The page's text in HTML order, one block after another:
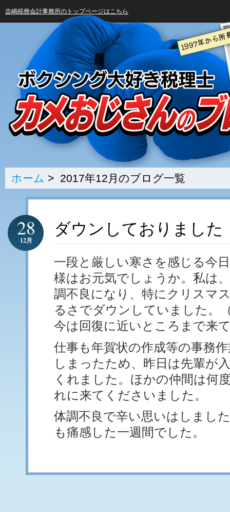
吉嶋税務会計事務所のトップページはこちら
ホーム > 2017年12月のブログ一覧
ダウンしておりました
28
12月
一段と厳しい寒さを感じる今
様はお元気でしょうか。私は
調不良になり、特にクリスマ
るさでダウンしていました。
今は回復に近いところまで来
仕事も年賀状の作成等の事務
しまったため、昨日は先輩が
くれました。ほかの仲間は何
れに来てくださいました。
体調不良で辛い思いはしまし
も痛感した一週間でした。